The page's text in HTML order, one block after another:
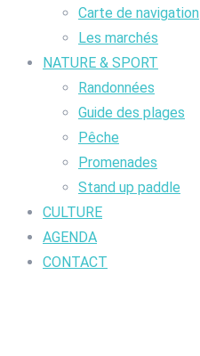
Carte de navigation
Les marchés
NATURE & SPORT
Randonnées
Guide des plages
Pêche
Promenades
Stand up paddle
CULTURE
AGENDA
CONTACT